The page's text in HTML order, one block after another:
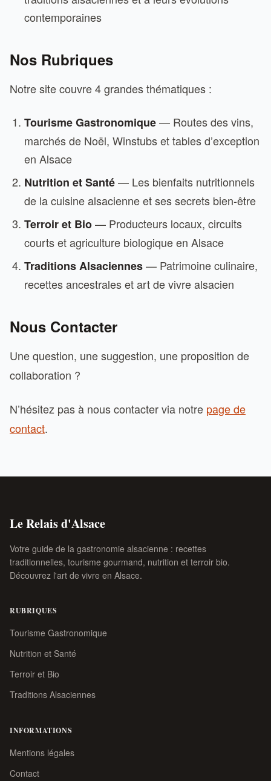
contemporaines
Nos Rubriques
Notre site couvre 4 grandes thématiques :
Tourisme Gastronomique— Routes des vins,
marchés de Noël, Winstubs et tables d’exception
en Alsace
Nutrition et Santé— Les bienfaits nutritionnels
de la cuisine alsacienne et ses secrets bien-être
Terroir et Bio— Producteurs locaux, circuits
courts et agriculture biologique en Alsace
Traditions Alsaciennes— Patrimoine culinaire,
recettes ancestrales et art de vivre alsacien
Nous Contacter
Une question, une suggestion, une proposition de
collaboration ?
N’hésitez pas à nous contacter via notre page de
contact.
Le Relais d'Alsace
Votre guide de la gastronomie alsacienne : recettes
traditionnelles, tourisme gourmand, nutrition et terroir bio.
Découvrez l'art de vivre en Alsace.
RUBRIQUES
Tourisme Gastronomique
Nutrition et Santé
Terroir et Bio
Traditions Alsaciennes
INFORMATIONS
Mentions légales
Contact